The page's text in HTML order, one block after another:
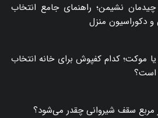
نشیمن؛ راهنمای جامع انتخاب
و دکوراسیون منزل
موکت؛ کدام کفپوش برای خانه انتخاب
سقف شیروانی چقدر می‌شود؟